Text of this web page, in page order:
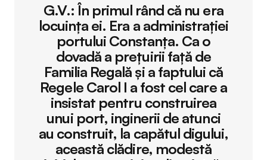
G.V.: În primul rând că nu era
locuința ei. Era a administrației
portului Constanța. Ca o
dovadă a prețuirii față de
Familia Regală și a faptului că
Regele Carol I a fost cel care a
insistat pentru construirea
unui port, inginerii de atunci
au construit, la capătul digului,
această clădire, modestă